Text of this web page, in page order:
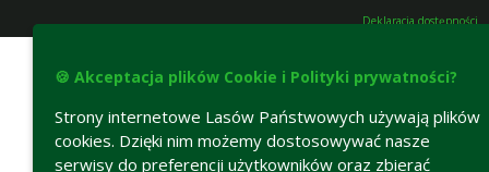
Deklaracja dostępności
🍪 Akceptacja plików Cookie i Polityki prywatności?
Strony internetowe Lasów Państwowych używają plików
cookies. Dzięki nim możemy dostosowywać nasze
serwisy do preferencji użytkowników oraz zbierać